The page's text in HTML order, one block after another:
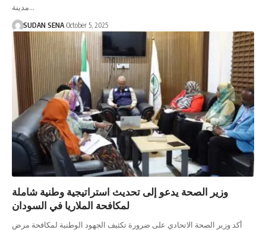
مدينة…
SUDAN SENA October 5, 2025
وزير الصحة يدعو إلى تحديث استراتيجية وطنية شاملة
لمكافحة الملاريا في السودان
أكد وزير الصحة الاتحادي على ضرورة تكثيف الجهود الوطنية لمكافحة مرض